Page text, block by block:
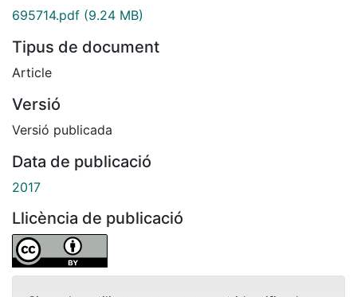
695714.pdf (9.24 MB)
Tipus de document
Article
Versió
Versió publicada
Data de publicació
2017
Llicència de publicació